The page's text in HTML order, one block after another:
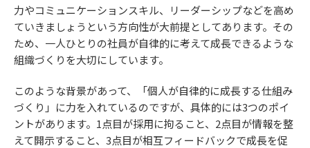
力やコミュニケーションスキル、リーダーシップなどを高め
ていきましょうという方向性が大前提としてあります。その
ため、一人ひとりの社員が自律的に考えて成長できるような
組織づくりを大切にしています。
このような背景があって、「個人が自律的に成長する仕組み
づくり」に力を入れているのですが、具体的には3つのポイ
ントがあります。1点目が採用に拘ること、2点目が情報を整
えて開示すること、3点目が相互フィードバックで成長を促